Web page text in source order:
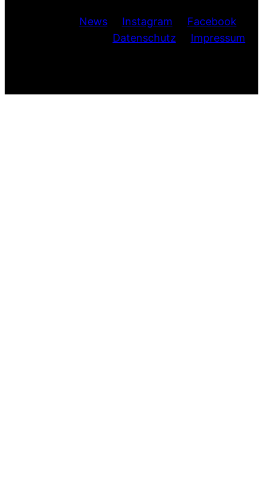
News Instagram
Facebook
Datenschutz
Impressum